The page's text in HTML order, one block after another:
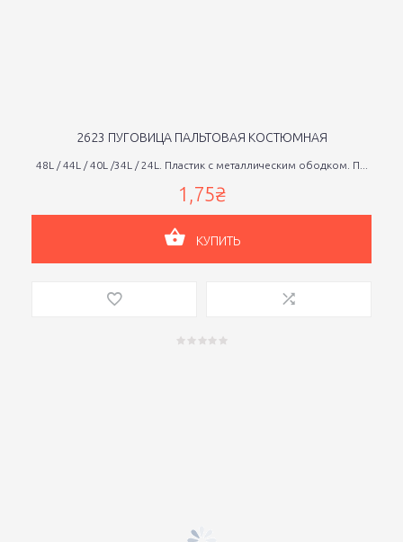
2623 ПУГОВИЦА ПАЛЬТОВАЯ КОСТЮМНАЯ
48L / 44L / 40L /34L / 24L. Пластик с металлическим ободком. П...
1,75₴
КУПИТЬ